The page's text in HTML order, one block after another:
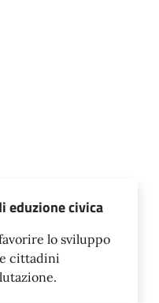
eduzione civica
lo sviluppo
cittadini